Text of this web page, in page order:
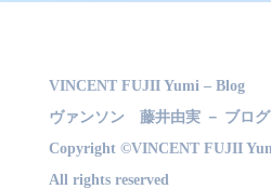
VINCENT FUJII Yumi – Blog
ヴァンソン 藤井由実 － ブログ
Copyright ©VINCENT FUJII
All rights reserved